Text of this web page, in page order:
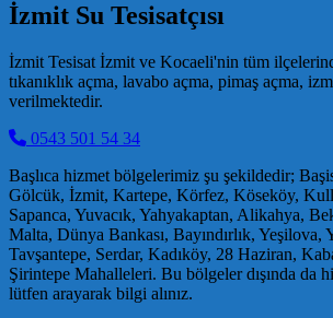
İzmit Su Tesisatçısı
İzmit Tesisat İzmit ve Kocaeli'nin tüm
tıkanıklık açma, lavabo açma, pimaş açma,
verilmektedir.
0543 501 54 34
Başlıca hizmet bölgelerimiz şu şekildedir;
Gölcük, İzmit, Kartepe, Körfez, Köseköy,
Sapanca, Yuvacık, Yahyakaptan, Alikahya,
Malta, Dünya Bankası, Bayındırlık, Yeşilova,
Tavşantepe, Serdar, Kadıköy, 28 Haziran,
Şirintepe Mahalleleri. Bu bölgeler dışında da
lütfen arayarak bilgi alınız.